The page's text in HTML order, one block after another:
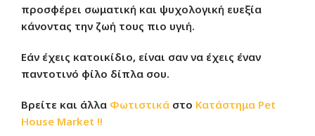
προσφέρει σωματική και ψυχολογική ευεξία
κάνοντας την ζωή τους πιο υγιή.
Εάν έχεις κατοικίδιο, είναι σαν να έχεις έναν
παντοτινό φίλο δίπλα σου.
Βρείτε και άλλα Φωτιστικά στο Κατάστημα Pet
House Market !!